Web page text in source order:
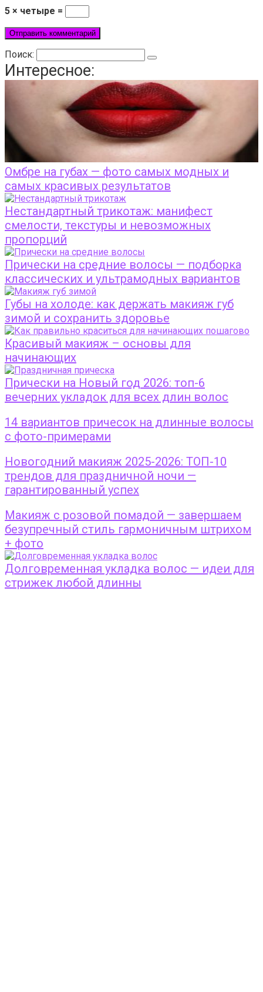
5 × четыре =
Поиск:
Интересное:
Омбре на губах — фото самых модных и
самых красивых результатов
Нестандартный трикотаж: манифест
смелости, текстуры и невозможных
пропорций
Прически на средние волосы — подборка
классических и ультрамодных вариантов
Губы на холоде: как держать макияж губ
зимой и сохранить здоровье
Красивый макияж – основы для
начинающих
Прически на Новый год 2026: топ-6
вечерних укладок для всех длин волос
14 вариантов причесок на длинные волосы
с фото-примерами
Новогодний макияж 2025-2026: ТОП-10
трендов для праздничной ночи —
гарантированный успех
Макияж с розовой помадой — завершаем
безупречный стиль гармоничным штрихом
+ фото
Долговременная укладка волос — идеи для
стрижек любой длинны